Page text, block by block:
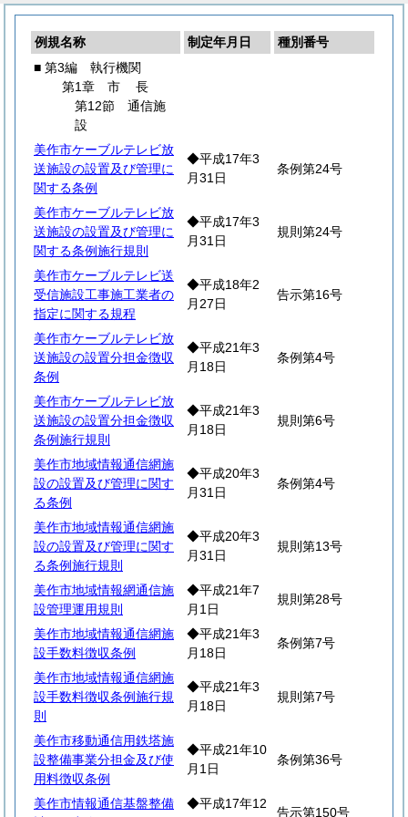
例規名称 制定年月日
種別番号
■ 第3編 執行機関
第1章 市長
第12節 通信施
設
美作市ケーブルテレビ放
送施設の設置及び管理に
関する条例
◆平成17年3
月31日
条例第24号
美作市ケーブルテレビ放
送施設の設置及び管理に
関する条例施行規則
◆平成17年3
月31日
規則第24号
美作市ケーブルテレビ送
受信施設工事施工業者の
指定に関する規程
◆平成18年2
月27日
告示第16号
美作市ケーブルテレビ放
送施設の設置分担金徴収
条例
◆平成21年3
月18日
条例第4号
美作市ケーブルテレビ放
送施設の設置分担金徴収
条例施行規則
◆平成21年3
月18日
規則第6号
美作市地域情報通信網施
設の設置及び管理に関す
る条例
◆平成20年3
月31日
条例第4号
美作市地域情報通信網施
設の設置及び管理に関す
る条例施行規則
◆平成20年3
月31日
規則第13号
美作市地域情報網通信施
設管理運用規則
◆平成21年7
月1日
規則第28号
美作市地域情報通信網施
設手数料徴収条例
◆平成21年3
月18日
条例第7号
美作市地域情報通信網施
設手数料徴収条例施行規
則
◆平成21年3
月18日
規則第7号
美作市移動通信用鉄塔施
設整備事業分担金及び使
用料徴収条例
◆平成21年10
月1日
条例第36号
美作市情報通信基盤整備
◆平成17年12
告示第150号